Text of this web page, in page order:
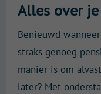
Alles over
Benieuwd
straks genoeg
manier is om
later? Met